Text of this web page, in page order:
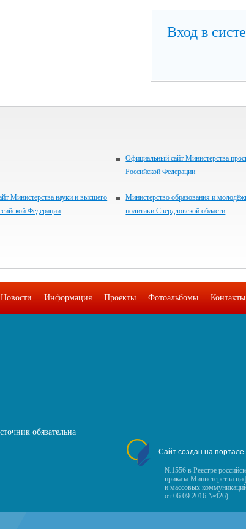
Вход в
Официальный сайт Министерства
Российской Федерации
Министерства науки и высшего
Федерации
Министерство образования и
политики Свердловской области
Новости Информация Проекты Фотоальбомы Контакты
обязательна
Сайт создан на
№1556 в Реестре
приказа Министерства
и массовых
от 06.09.2016 №426)